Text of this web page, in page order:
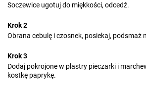
Soczewice ugotuj do miękkości, odcedź.
Krok 2
Obrana cebulę i czosnek, posiekaj, podsmaż
Krok 3
Dodaj pokrojone w plastry pieczarki i
kostkę paprykę.